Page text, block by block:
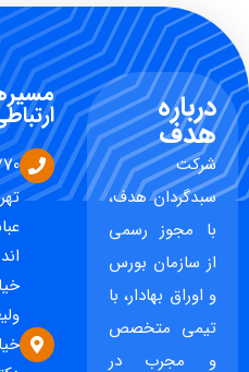
درباره
هدف
شرکت
سبدگردان هدف،
با مجوز رسمی
از سازمان بورس
و اوراق بهادار، با
تیمی متخصص
و مجرب در